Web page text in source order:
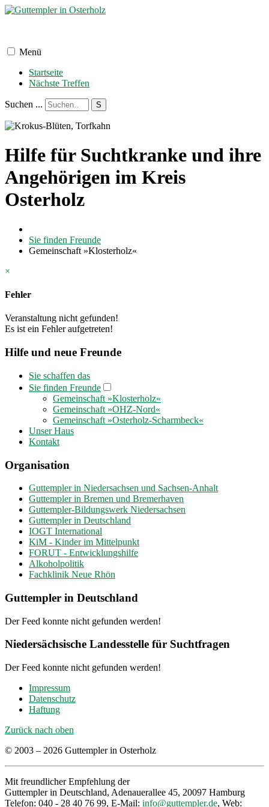
Menü
Startseite
Nächste Treffen
Suchen ... S
Hilfe für Suchtkranke und ihre
Angehörigen im Kreis
Osterholz
Sie finden Freunde
Gemeinschaft »Klosterholz«
×
Fehler
Veranstaltung nicht gefunden!
Es ist ein Fehler aufgetreten!
Hilfe und neue Freunde
Sie schaffen das
Sie finden Freunde
Gemeinschaft »Klosterholz«
Gemeinschaft »OHZ-Nord«
Gemeinschaft »Osterholz-Scharmbeck«
Unser Haus
Kontakt
Organisation
Guttempler in Niedersachsen und Sachsen-Anhalt
Guttempler in Bremen und Bremerhaven
Guttempler-Bildungswerk Niedersachsen
Guttempler in Deutschland
IOGT International
KiM - Kinder im Mittelpunkt
FORUT - Entwicklungshilfe
Alkoholpolitik
Fachklinik Neue Rhön
Guttempler in Deutschland
Der Feed konnte nicht gefunden werden!
Niedersächsische Landesstelle für Suchtfragen
Der Feed konnte nicht gefunden werden!
Impressum
Datenschutz
Haftung
Zurück nach oben
© 2003 – 2026 Guttempler in Osterholz
Mit freundlicher Empfehlung der
Guttempler in Deutschland, Adenauerallee 45, 20097 Hamburg
Telefon: 040 - 28 40 76 99, E-Mail: info@guttempler.de, Web: